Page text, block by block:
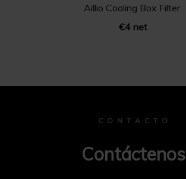
Aillio Cooling Box Filter
€4 net
C O N T A C T O
Contáctenos